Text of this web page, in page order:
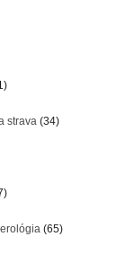
strava (34)
(65)